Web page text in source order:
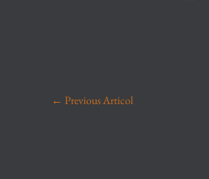
← Previous Articol